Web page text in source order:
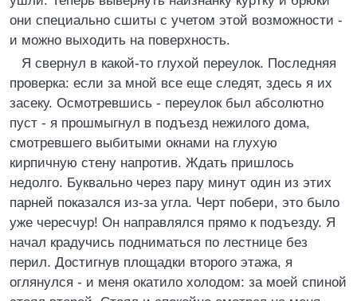
они специально сшиты с учетом этой возможности -
и можно выходить на поверхность.
Я свернул в какой-то глухой переулок. Последняя
проверка: если за мной все еще следят, здесь я их
засеку. Осмотревшись - переулок был абсолютно
пуст - я прошмыгнул в подъезд нежилого дома,
смотревшего выбитыми окнами на глухую
кирпичную стену напротив. Ждать пришлось
недолго. Буквально через пару минут один из этих
парней показался из-за угла. Черт побери, это было
уже чересчур! Он направлялся прямо к подъезду. Я
начал крадучись подниматься по лестнице без
перил. Достигнув площадки второго этажа, я
оглянулся - и меня окатило холодом: за моей спиной